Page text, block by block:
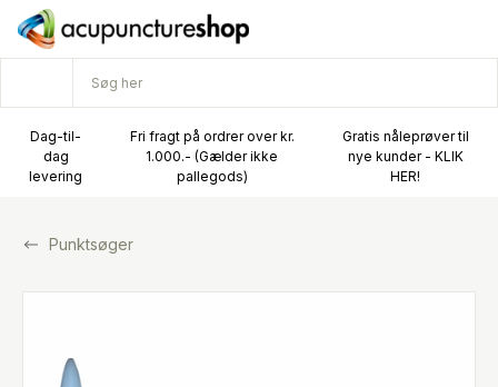
Dag-til-
dag
levering
Fri fragt på ordrer over kr.
1.000.- (Gælder ikke
pallegods)
Gratis nåleprøver til
nye kunder - KLIK
HER!
Punktsøger